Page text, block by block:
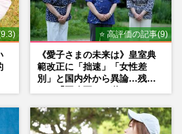
⭐ 高評価の記事(9)
《愛子さまの未来は》皇室典
範改正に「拙速」「女性差
別」と国内外から異論…残さ